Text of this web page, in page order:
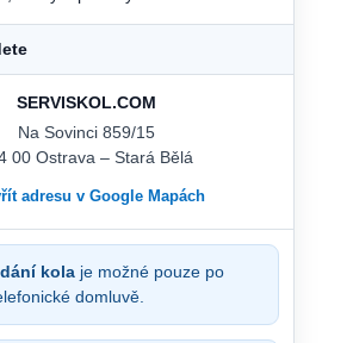
SERVISKOL.COM
Na Sovinci 859/15
00 Ostrava – Stará Bělá
adresu v Google Mapách
kola je možné pouze po
domluvě.